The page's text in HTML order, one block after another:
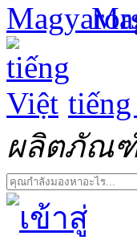
ผลิตภัณ